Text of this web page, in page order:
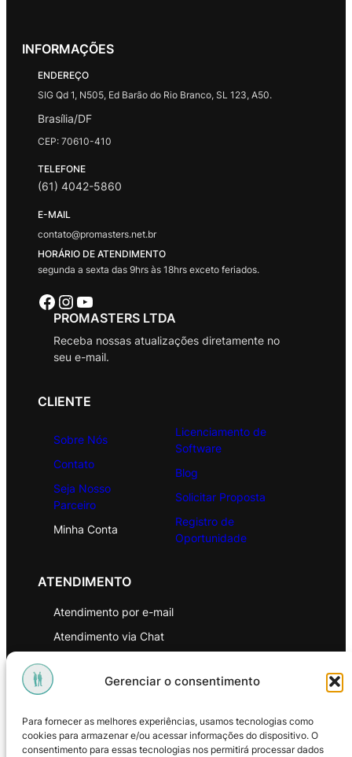
Gerenciar o consentimento
Para fornecer as melhores experiências, usamos tecnologias como
cookies para armazenar e/ou acessar informações do dispositivo. O
consentimento para essas tecnologias nos permitirá processar dados
INFORMAÇÕES
ENDEREÇO
SIG Qd 1, N505, Ed Barão do Rio Branco, SL 123, A50.
Brasília/DF
CEP: 70610-410
TELEFONE
(61) 4042-5860
E-MAIL
contato@promasters.net.br
HORÁRIO DE ATENDIMENTO
segunda a sexta das 9hrs às 18hrs exceto feriados.
Facebook Instagram Youtube
PROMASTERS LTDA
Receba nossas atualizações diretamente no
seu e-mail.
CLIENTE
Sobre Nós
Contato
Seja Nosso
Parceiro
Minha Conta
Licenciamento de
Software
Blog
Solicitar Proposta
Registro de
Oportunidade
ATENDIMENTO
Atendimento por e-mail
Atendimento via Chat
Política de Privacidade